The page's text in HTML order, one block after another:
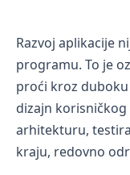
Razvoj aplikacije
programu. To je
proći kroz
dizajn
arhitekturu,
kraju, redovno